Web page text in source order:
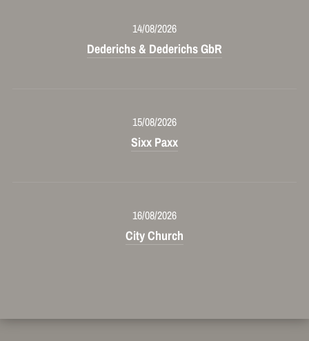
14/08/2026
Dederichs & Dederichs GbR
15/08/2026
Sixx Paxx
16/08/2026
City Church